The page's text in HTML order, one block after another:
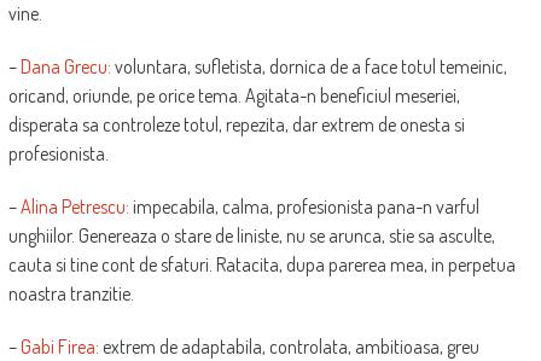
vine.
–Dana Grecu: voluntara, sufletista, dornica de a face totul temeinic,
oricand, oriunde, pe orice tema. Agitata-n beneficiul meseriei,
disperata sa controleze totul, repezita, dar extrem de onesta si
profesionista.
–Alina Petrescu: impecabila, calma, profesionista pana-n varful
unghiilor. Genereaza o stare de liniste, nu se arunca, stie sa asculte,
cauta si tine cont de sfaturi. Ratacita, dupa parerea mea, in perpetua
noastra tranzitie.
–Gabi Firea: extrem de adaptabila, controlata, ambitioasa, greu